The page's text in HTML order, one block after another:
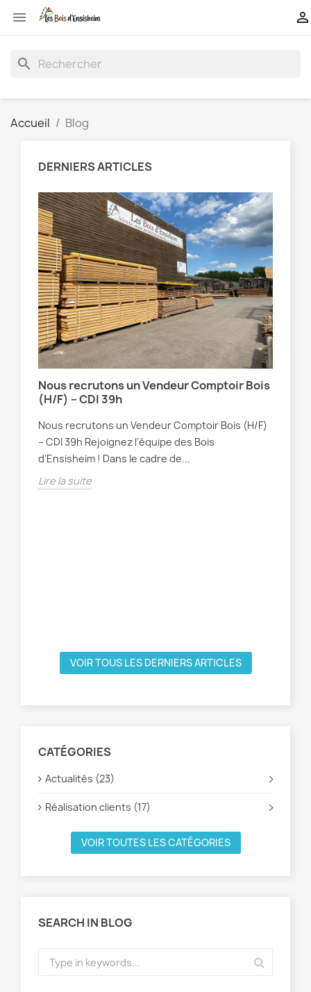
 
search
Accueil Blog
DERNIERS ARTICLES
Nous recrutons un Vendeur Comptoir Bois
(H/F) – CDI 39h
Nous recrutons un Vendeur Comptoir Bois (H/F)
– CDI 39h Rejoignez l’équipe des Bois
d’Ensisheim ! Dans le cadre de...
Lire la suite
VOIR TOUS LES DERNIERS ARTICLES
CATÉGORIES
Actualités (23)
Réalisation clients (17)
VOIR TOUTES LES CATÉGORIES
SEARCH IN BLOG